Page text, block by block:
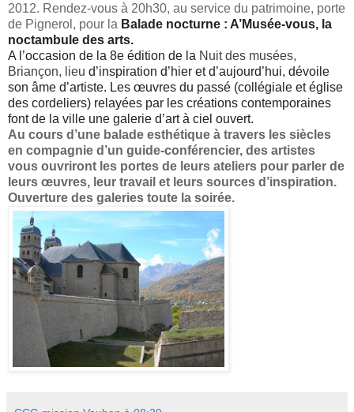
2012. Rendez-vous à 20h30, au service du patrimoine, porte
de Pignerol, pour la Balade nocturne : A’Musée-vous, la
noctambule des arts.
A l’occasion de la 8e édition de la Nuit des musées,
Briançon, lieu d’inspiration d’hier et d’aujourd’hui, dévoile
son âme d’artiste. Les œuvres du passé (collégiale et église
des cordeliers) relayées par les créations contemporaines
font de la ville une galerie d’art à ciel ouvert.
Au cours d’une balade esthétique à travers les siècles
en compagnie d’un guide-conférencier, des artistes
vous ouvriront les portes de leurs ateliers pour parler de
leurs œuvres, leur travail et leurs sources d’inspiration.
Ouverture des galeries toute la soirée.